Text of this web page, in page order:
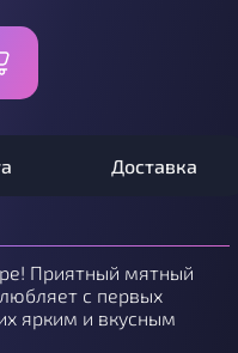
Доставка
Приятный мятный
с первых
ярким и вкусным